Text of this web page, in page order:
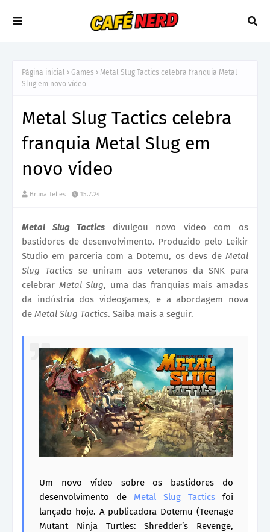
Página inicial Games
Metal Slug Tactics celebra franquia Metal
Slug em novo vídeo
Metal Slug Tactics celebra
franquia Metal Slug em
novo vídeo
Bruna Telles 15.7.24
Metal Slug Tactics divulgou novo vídeo com os
bastidores de desenvolvimento. Produzido pelo Leikir
Studio em parceria com a Dotemu, os devs de Metal
Slug Tacticsse uniram aos veteranos da SNK para
celebrar Metal Slug, uma das franquias mais amadas
da indústria dos videogames, e a abordagem nova
de Metal Slug Tactics. Saiba mais a seguir.
Um novo vídeo sobre os bastidores do
desenvolvimento de Metal Slug Tactics foi
lançado hoje. A publicadora Dotemu (Teenage
Mutant Ninja Turtles: Shredder’s Revenge,